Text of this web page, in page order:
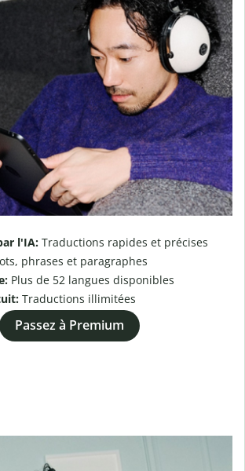
l'IA: Traductions rapides et précises
phrases et paragraphes
Plus de 52 langues disponibles
Traductions illimitées
Passez à Premium